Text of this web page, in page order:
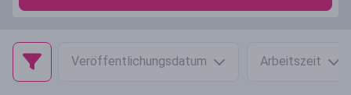
Veröffentlichungsdatum Arbeitszeit